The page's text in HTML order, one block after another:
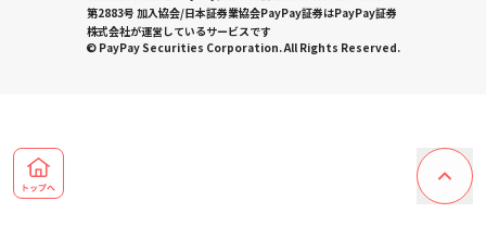
第2883号 加入協会/日本証券業協会PayPay証券はPayPay証券
株式会社が運営しているサービスです
© PayPay Securities Corporation. All Rights Reserved.